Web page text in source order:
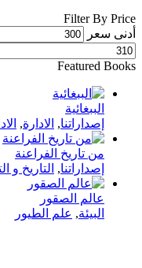
Filter By Price
أدنى سعر
Featured Books
الببغائية
إصداراتنا, الادارة,
من تاريخ الفراعنة
إصداراتنا, التاريخ و
عالم الصقور
البيئة, علم الطيور